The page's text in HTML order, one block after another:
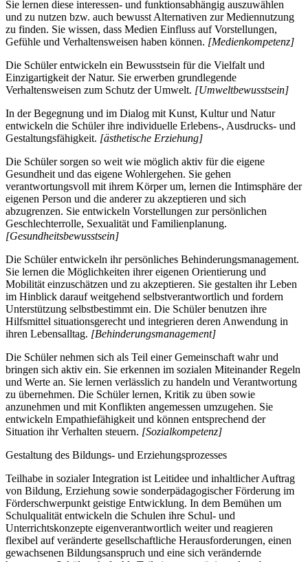
Sie lernen diese interessen- und funktionsabhängig auszuwählen
und zu nutzen bzw. auch bewusst Alternativen zur Mediennutzung
zu finden. Sie wissen, dass Medien Einfluss auf Vorstellungen,
Gefühle und Verhaltensweisen haben können. [Medienkompetenz]
Die Schüler entwickeln ein Bewusstsein für die Vielfalt und
Einzigartigkeit der Natur. Sie erwerben grundlegende
Verhaltensweisen zum Schutz der Umwelt. [Umweltbewusstsein]
In der Begegnung und im Dialog mit Kunst, Kultur und Natur
entwickeln die Schüler ihre individuelle Erlebens-, Ausdrucks- und
Gestaltungsfähigkeit. [ästhetische Erziehung]
Die Schüler sorgen so weit wie möglich aktiv für die eigene
Gesundheit und das eigene Wohlergehen. Sie gehen
verantwortungsvoll mit ihrem Körper um, lernen die Intimsphäre der
eigenen Person und die anderer zu akzeptieren und sich
abzugrenzen. Sie entwickeln Vorstellungen zur persönlichen
Geschlechterrolle, Sexualität und Familienplanung.
[Gesundheitsbewusstsein]
Die Schüler entwickeln ihr persönliches Behinderungsmanagement.
Sie lernen die Möglichkeiten ihrer eigenen Orientierung und
Mobilität einzuschätzen und zu akzeptieren. Sie gestalten ihr Leben
im Hinblick darauf weitgehend selbstverantwortlich und fordern
Unterstützung selbstbestimmt ein. Die Schüler benutzen ihre
Hilfsmittel situationsgerecht und integrieren deren Anwendung in
ihren Lebensalltag. [Behinderungsmanagement]
Die Schüler nehmen sich als Teil einer Gemeinschaft wahr und
bringen sich aktiv ein. Sie erkennen im sozialen Miteinander Regeln
und Werte an. Sie lernen verlässlich zu handeln und Verantwortung
zu übernehmen. Die Schüler lernen, Kritik zu üben sowie
anzunehmen und mit Konflikten angemessen umzugehen. Sie
entwickeln Empathiefähigkeit und können entsprechend der
Situation ihr Verhalten steuern. [Sozialkompetenz]
Gestaltung des Bildungs- und Erziehungsprozesses
Teilhabe in sozialer Integration ist Leitidee und inhaltlicher Auftrag
von Bildung, Erziehung sowie sonderpädagogischer Förderung im
Förderschwerpunkt geistige Entwicklung. In dem Bemühen um
Schulqualität entwickeln die Schulen ihre Schul- und
Unterrichtskonzepte eigenverantwortlich weiter und reagieren
flexibel auf veränderte gesellschaftliche Herausforderungen, einen
gewachsenen Bildungsanspruch und eine sich verändernde